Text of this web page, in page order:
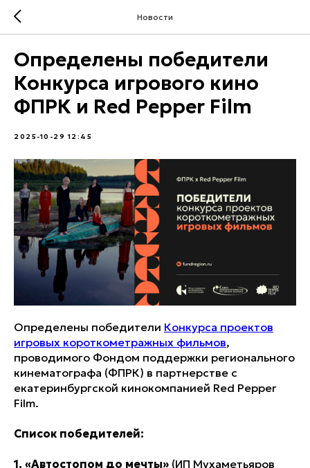
Новости
Определены победители
Конкурса игрового кино
ФПРК и Red Pepper Film
2025-10-29 12:45
Определены победители Конкурса проектов
игровых короткометражных фильмов,
проводимого Фондом поддержки регионального
кинематографа (ФПРК) в партнерстве с
екатеринбургской кинокомпанией Red Pepper
Film.
Список победителей:
1. «Автостопом до мечты» (ИП Мухаметьяров